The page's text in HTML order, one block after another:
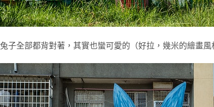
兔子全部都背對著，其實也蠻可愛的（好拉，幾米的繪畫風